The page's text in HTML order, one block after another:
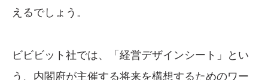
えるでしょう。
ビビビット社では、「経営デザインシート」とい
う、内閣府が主催する将来を構想するためのワー